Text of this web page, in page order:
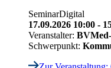
SeminarDigital
17.09.2026 10:00 -
Veranstalter:
Schwerpunkt: